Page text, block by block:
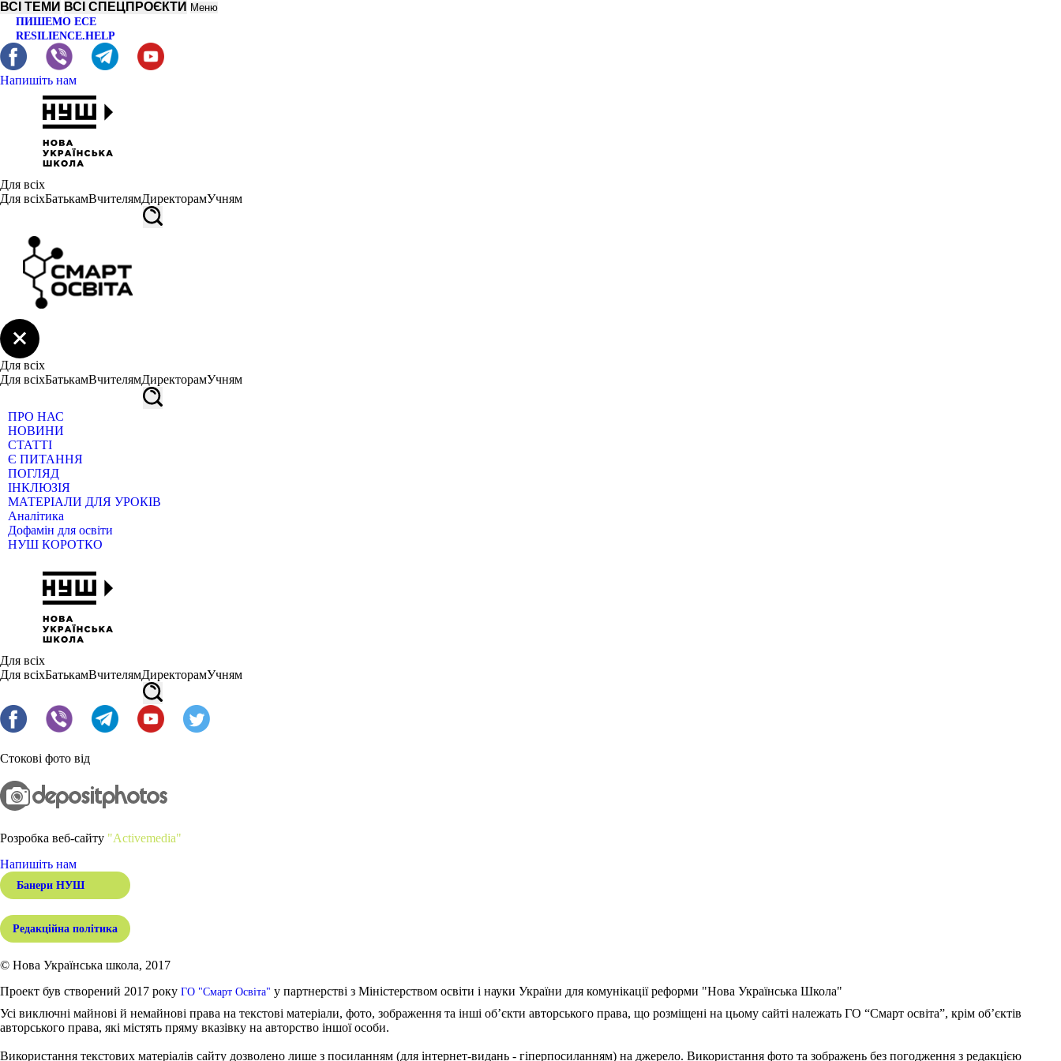
ВСІ ТЕМИ ВСІ СПЕЦПРОЄКТИ Меню
ПИШЕМО ЕСЕ
RESILIENCE.HELP
Напишіть нам
Для всіх
Для всіхБатькамВчителямДиректорамУчням
Для всіх
Для всіхБатькамВчителямДиректорамУчням
ПРО НАС
НОВИНИ
СТАТТІ
Є ПИТАННЯ
ПОГЛЯД
ІНКЛЮЗІЯ
МАТЕРІАЛИ ДЛЯ УРОКІВ
Аналітика
Дофамін для освіти
НУШ КОРОТКО
Для всіх
Для всіхБатькамВчителямДиректорамУчням
Стокові фото від
Розробка веб-сайту "Activemedia"
Напишіть нам
Банери НУШ
Редакційна політика
© Нова Українська школа, 2017
Проект був створений 2017 року ГО "Смарт Освіта" у партнерстві з Міністерством освіти і науки України для комунікації реформи "Нова Українська Школа"
Усі виключні майнові й немайнові права на текстові матеріали, фото, зображення та інші об’єкти авторського права, що розміщені на цьому сайті належать ГО “Смарт освіта”, крім об’єктів
авторського права, які містять пряму вказівку на авторство іншої особи.
Використання текстових матеріалів сайту дозволено лише з посиланням (для інтернет-видань - гіперпосиланням) на джерело. Використання фото та зображень без погодження з редакцією